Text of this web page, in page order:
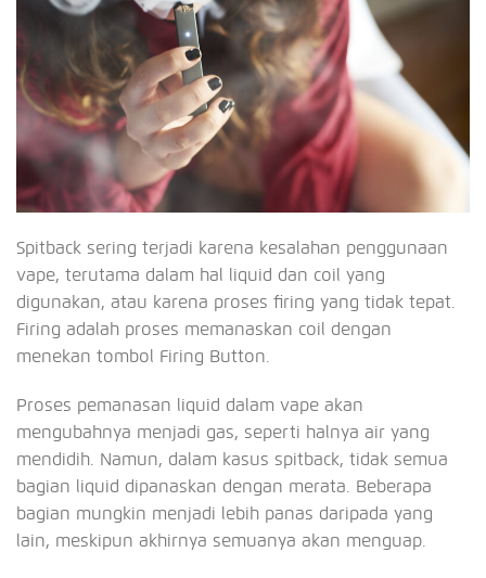
Spitback sering terjadi karena kesalahan penggunaan
vape, terutama dalam hal liquid dan coil yang
digunakan, atau karena proses firing yang tidak tepat.
Firing adalah proses memanaskan coil dengan
menekan tombol Firing Button.
Proses pemanasan liquid dalam vape akan
mengubahnya menjadi gas, seperti halnya air yang
mendidih. Namun, dalam kasus spitback, tidak semua
bagian liquid dipanaskan dengan merata. Beberapa
bagian mungkin menjadi lebih panas daripada yang
lain, meskipun akhirnya semuanya akan menguap.